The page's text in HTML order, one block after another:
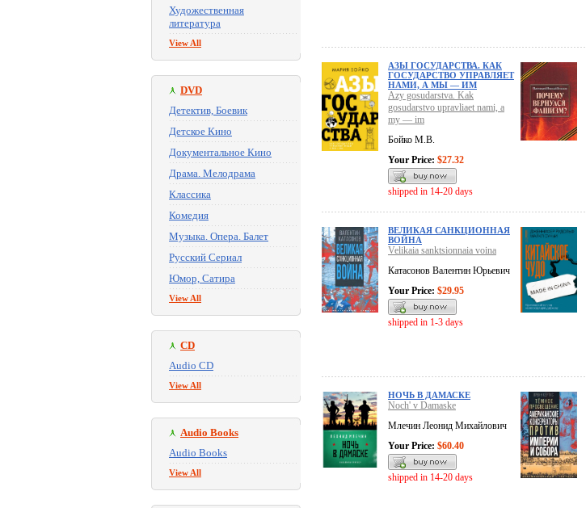
Художественная
литература
View All
DVD
Детектив, Боевик
Детское Кино
Документальное Кино
Драма. Мелодрама
Классика
Комедия
Музыка. Опера. Балет
Русский Сериал
Юмор, Сатира
View All
CD
Audio CD
View All
Audio Books
Audio Books
View All
АЗЫ ГОСУДАРСТВА. КАК
ГОСУДАРСТВО УПРАВЛЯЕТ
НАМИ, А МЫ — ИМ
Azy gosudarstva. Kak
gosudarstvo upravliaet nami, a
my — im
Бойко М.В.
Your Price: $27.32
shipped in 14-20 days
ВЕЛИКАЯ САНКЦИОННАЯ
ВОЙНА
Velikaia sanktsionnaia voina
Катасонов Валентин Юрьевич
Your Price: $29.95
shipped in 1-3 days
НОЧЬ В ДАМАСКЕ
Noch' v Damaske
Млечин Леонид Михайлович
Your Price: $60.40
shipped in 14-20 days